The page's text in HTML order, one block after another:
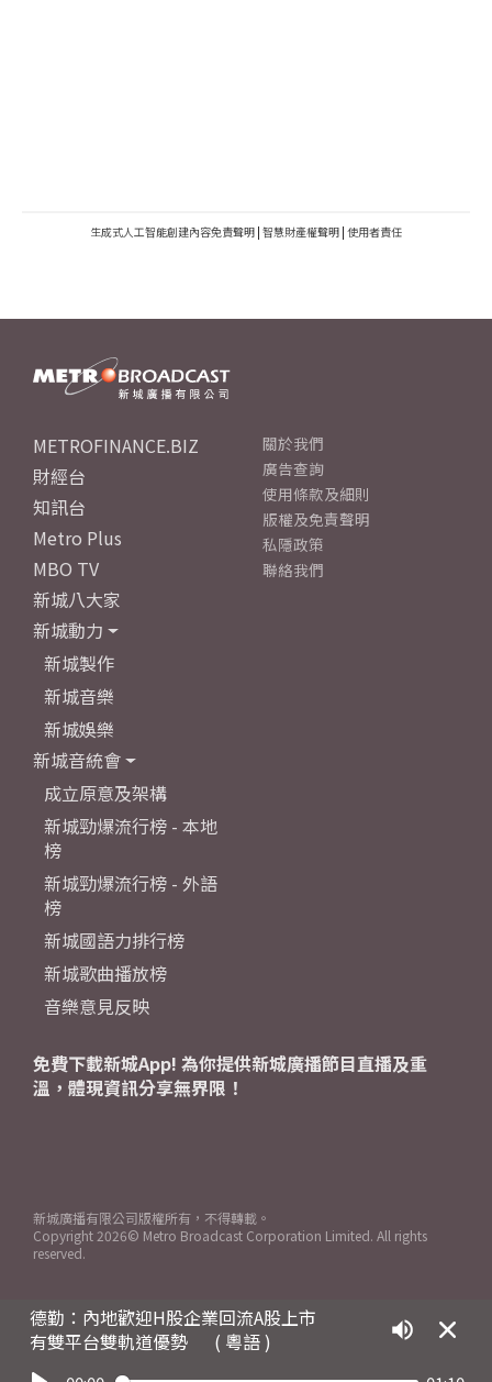
生成式人工智能創建內容免責聲明 | 智慧財產權聲明 | 使用者責任
德勤：內地歡迎H股企業回流A股上市
有雙平台雙軌道優勢
( 粵語 )
METROFINANCE.BIZ
財經台
知訊台
Metro Plus
MBO TV
新城八大家
新城動力
新城製作
新城音樂
新城娛樂
新城音統會
成立原意及架構
新城勁爆流行榜 - 本地
榜
新城勁爆流行榜 - 外語
榜
新城國語力排行榜
新城歌曲播放榜
音樂意見反映
關於我們
廣告查詢
使用條款及細則
版權及免責聲明
私隱政策
聯絡我們
免費下載新城App! 為你提供新城廣播節目直播及重
溫，體現資訊分享無界限！
新城廣播有限公司版權所有，不得轉載。
Copyright 2026© Metro Broadcast Corporation Limited. All rights
reserved.